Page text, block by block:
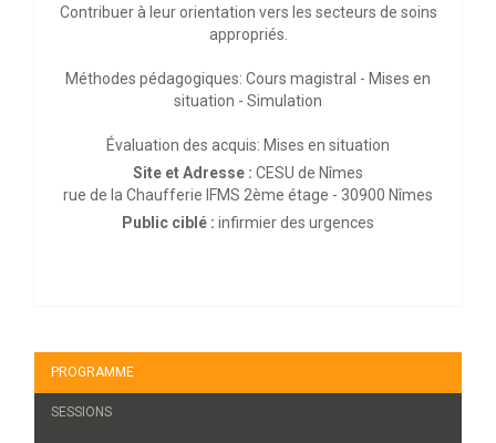
Contribuer à leur orientation vers les secteurs de soins
appropriés.
Méthodes pédagogiques: Cours magistral - Mises en
situation - Simulation
Évaluation des acquis: Mises en situation
Site et Adresse : CESU de Nîmes
rue de la Chaufferie IFMS 2ème étage - 30900 Nîmes
Public ciblé : infirmier des urgences
PROGRAMME
SESSIONS